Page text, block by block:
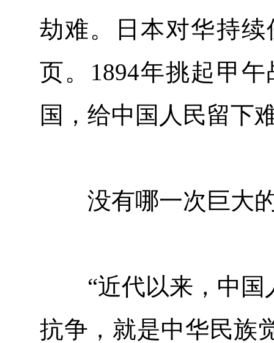
劫难。日本对华持
页。1894年挑起甲
国，给中国人民留下
没有哪一次巨大的
“近代以来，中国
抗争，就是中华民族